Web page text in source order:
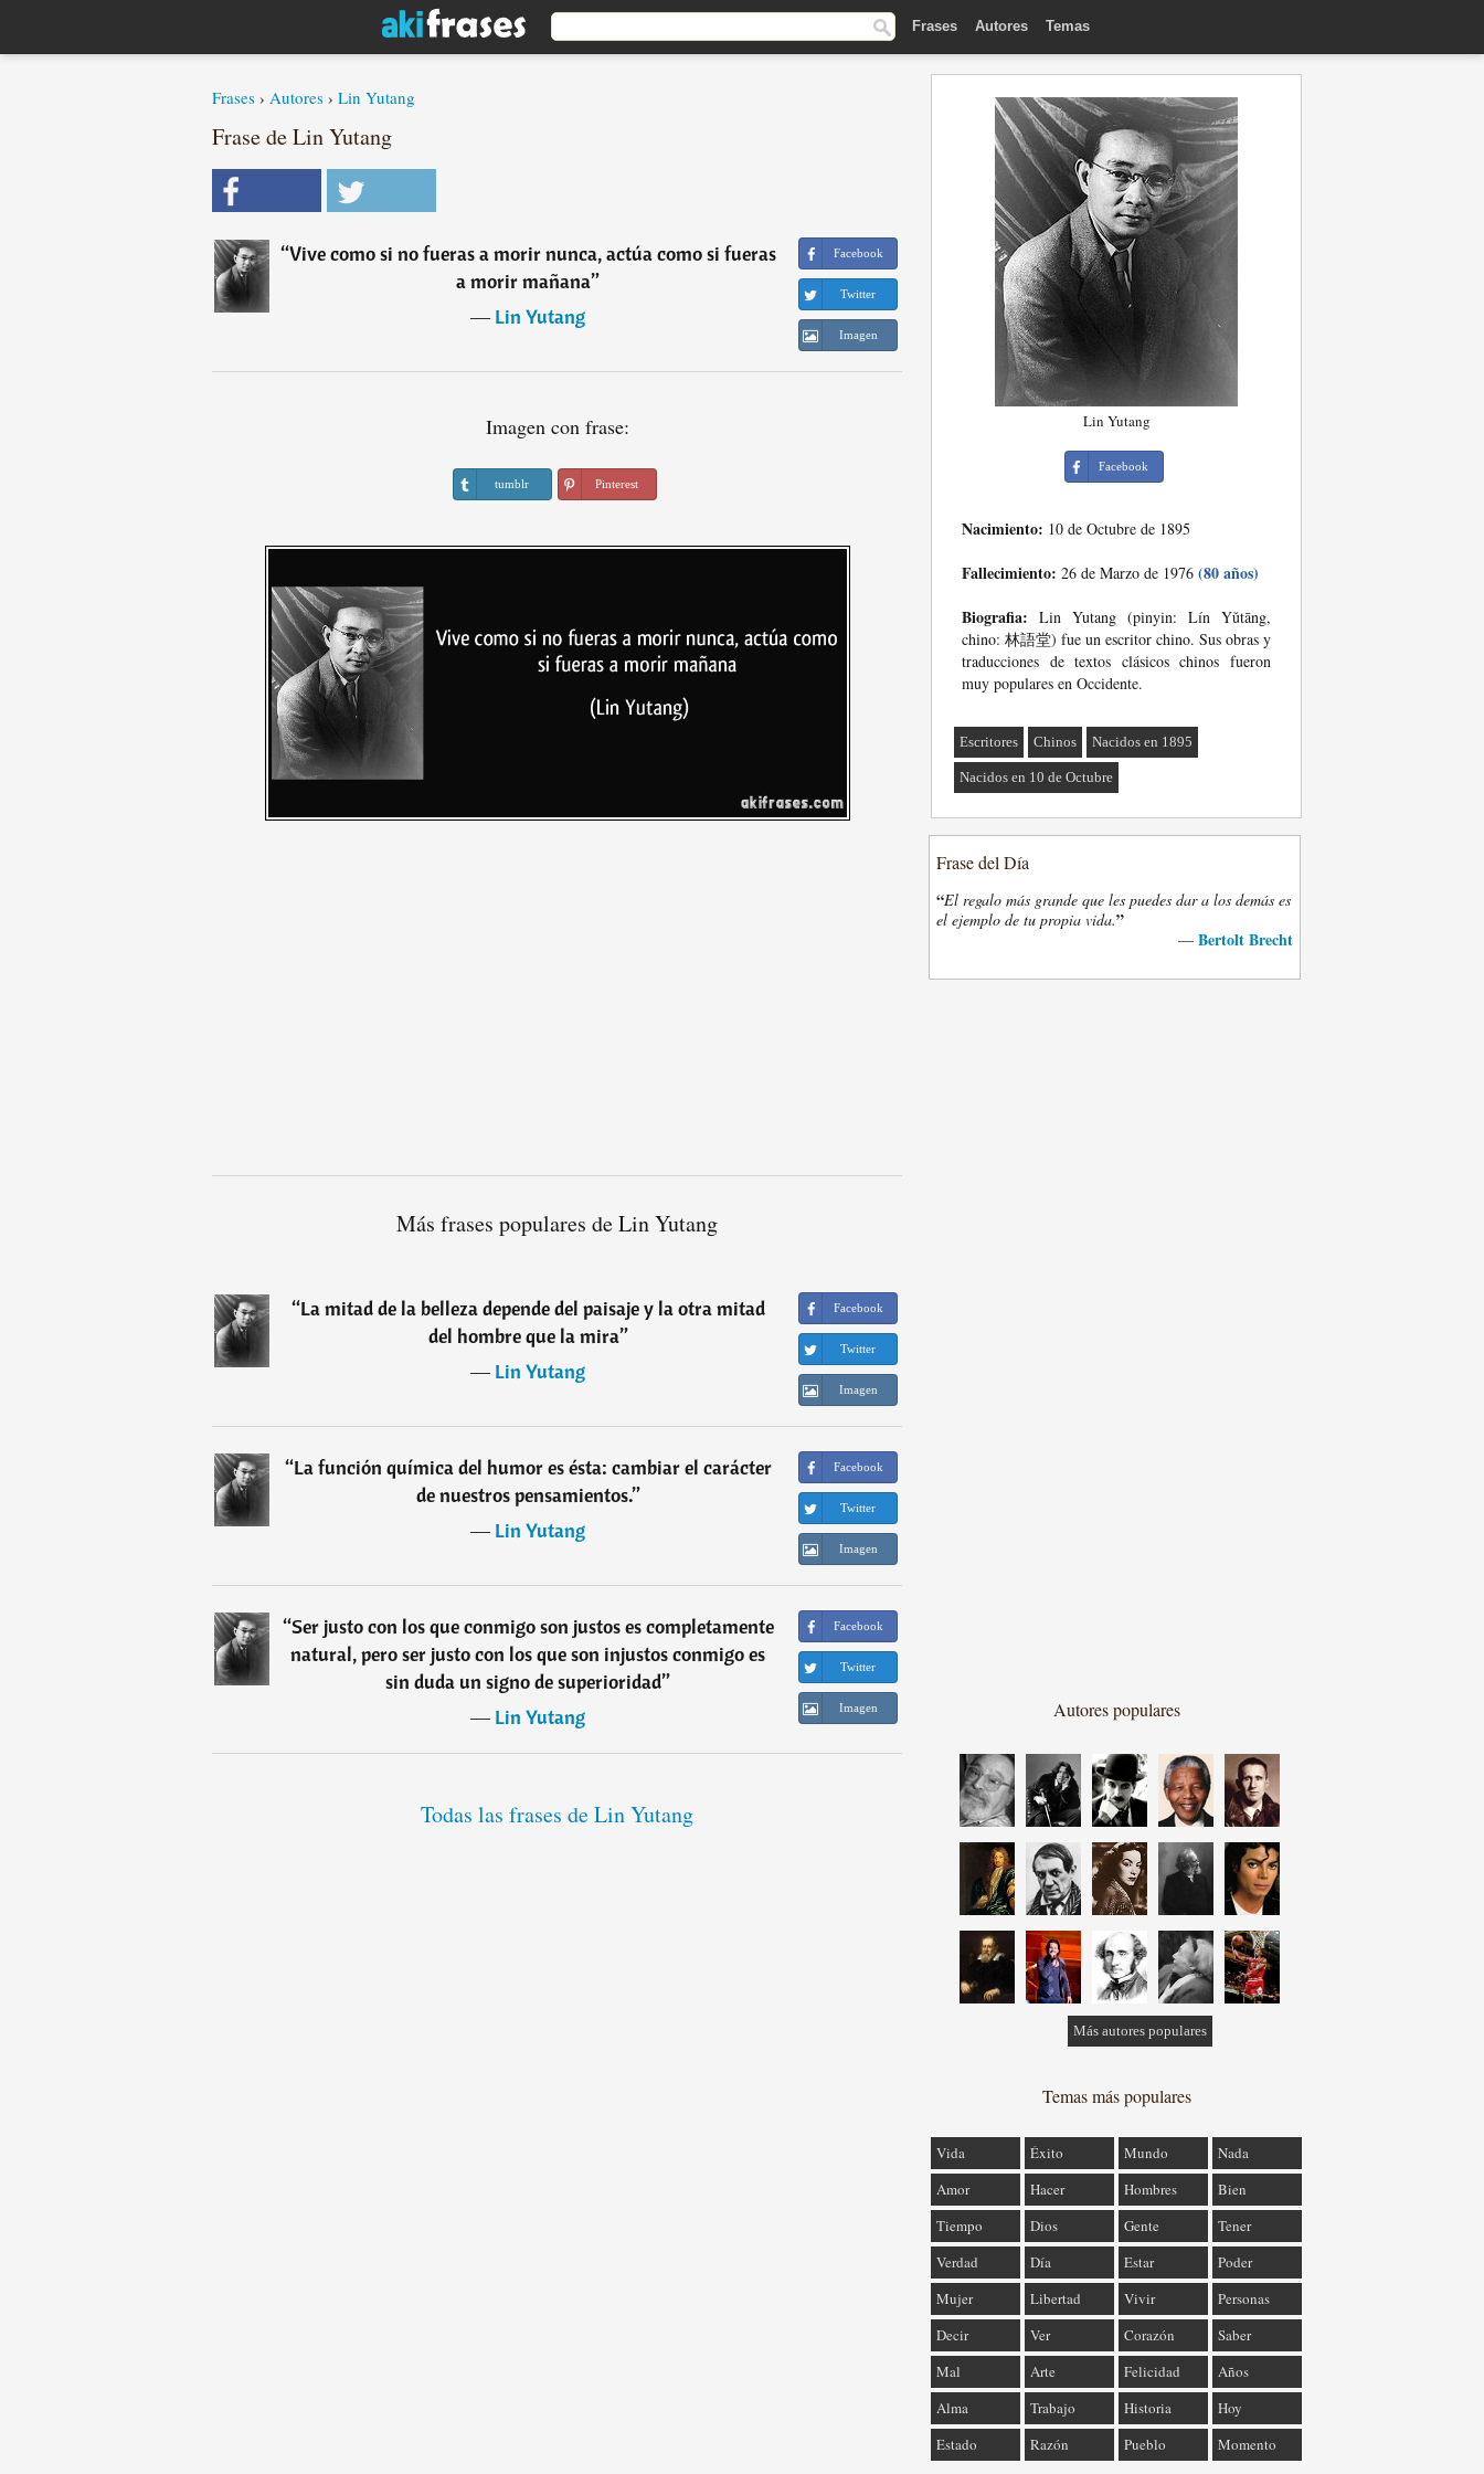
Frases Autores Temas
Frases › Autores › Lin Yutang
Frase de Lin Yutang
“Vive como si no fueras a morir nunca, actúa como si fueras
a morir mañana”
―Lin Yutang
Facebook
Twitter
Imagen
Imagen con frase:
tumblr Pinterest
Más frases populares de Lin Yutang
“La mitad de la belleza depende del paisaje y la otra mitad
del hombre que la mira”
―Lin Yutang
Facebook
Twitter
Imagen
“La función química del humor es ésta: cambiar el carácter
de nuestros pensamientos.”
―Lin Yutang
Facebook
Twitter
Imagen
“Ser justo con los que conmigo son justos es completamente
natural, pero ser justo con los que son injustos conmigo es
sin duda un signo de superioridad”
―Lin Yutang
Facebook
Twitter
Imagen
Todas las frases de Lin Yutang
Lin Yutang
Facebook
Nacimiento: 10 de Octubre de 1895
Fallecimiento: 26 de Marzo de 1976 (80 años)
Biografia: Lin Yutang (pinyin: Lín Yǔtāng,
chino: 林語堂) fue un escritor chino. Sus obras y
traducciones de textos clásicos chinos fueron
muy populares en Occidente.
Escritores Chinos Nacidos en 1895
Nacidos en 10 de Octubre
Frase del Día
“El regalo más grande que les puedes dar a los demás es
el ejemplo de tu propia vida.”
— Bertolt Brecht
Autores populares
Más autores populares
Temas más populares
Vida Éxito Mundo
Nada
Amor
Hacer Hombres
Bien
Tiempo
Dios Gente
Tener
Verdad
Día Estar
Poder
Mujer
Libertad Vivir
Personas
Decir
Ver Corazón
Saber
Mal
Arte Felicidad
Años
Alma
Trabajo Historia
Hoy
Estado
Razón Pueblo Momento